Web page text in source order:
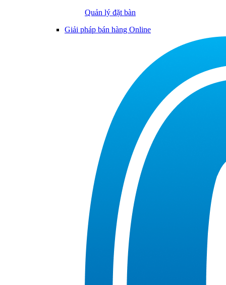
Quản lý đặt bàn
Giải pháp bán hàng Online